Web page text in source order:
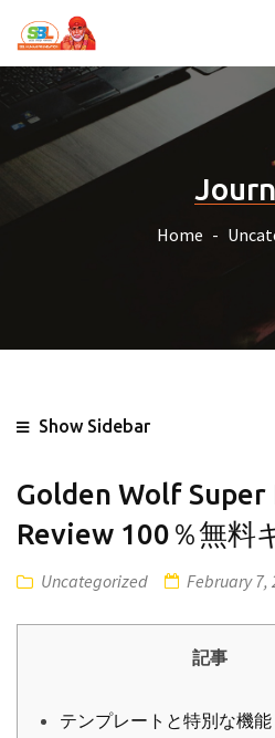
Home
Show Sidebar
Golden Wolf
Review 100％無料
Uncategorized February 7,
記事
テンプレートと特別な機能